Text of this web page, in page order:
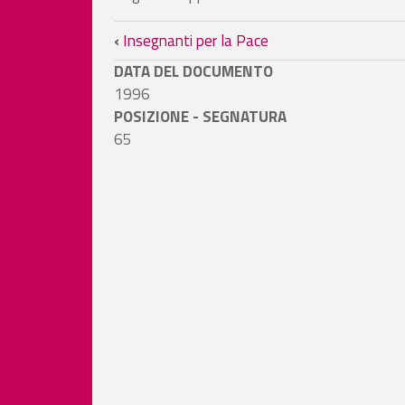
Link di attraversamento
‹ Insegnanti per la Pace
DATA DEL DOCUMENTO
1996
POSIZIONE - SEGNATURA
65